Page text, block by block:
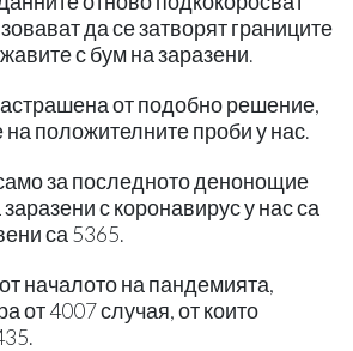
да се затворят границите
с бум на заразени.
от подобно решение,
на положителните проби у нас.
за последното денонощие
с коронавирус у нас са
са 5365.
началото на пандемията,
от 4007 случая, от които